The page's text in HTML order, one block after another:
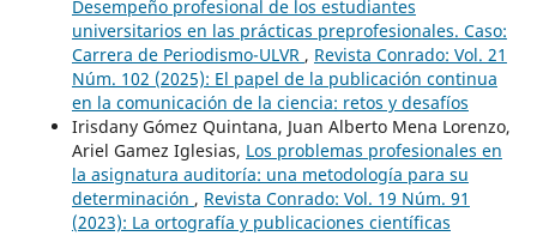
Desempeño profesional de los estudiantes
universitarios en las prácticas preprofesionales. Caso:
Carrera de Periodismo-ULVR , Revista Conrado: Vol. 21
Núm. 102 (2025): El papel de la publicación continua
en la comunicación de la ciencia: retos y desafíos
Irisdany Gómez Quintana, Juan Alberto Mena Lorenzo,
Ariel Gamez Iglesias, Los problemas profesionales en
la asignatura auditoría: una metodología para su
determinación , Revista Conrado: Vol. 19 Núm. 91
(2023): La ortografía y publicaciones científicas